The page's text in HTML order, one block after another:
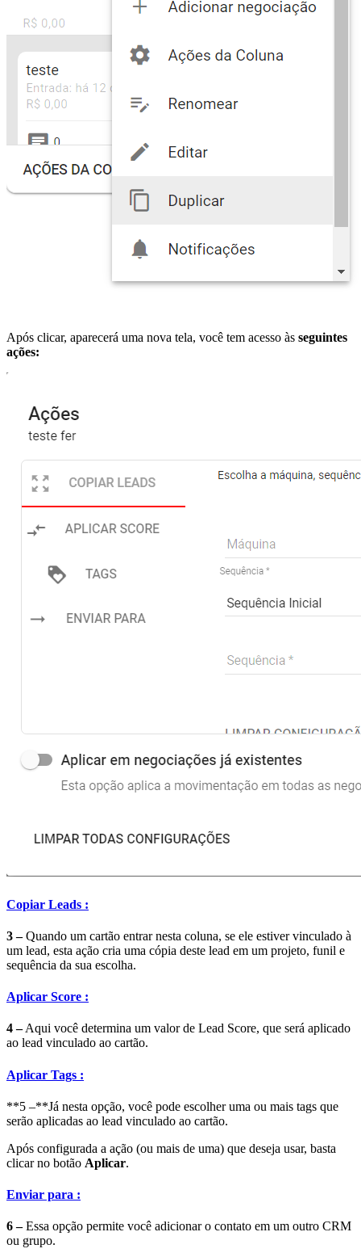
Após clicar, aparecerá uma nova tela, você tem acesso às seguintes
ações:
Copiar Leads :
3 –Quando um cartão entrar nesta coluna, se ele estiver vinculado à
um lead, esta ação cria uma cópia deste lead em um projeto, funil e
sequência da sua escolha.
Aplicar Score :
4 –Aqui você determina um valor de Lead Score, que será aplicado
ao lead vinculado ao cartão.
Aplicar Tags :
**5 –**Já nesta opção, você pode escolher uma ou mais tags que
serão aplicadas ao lead vinculado ao cartão.
Após configurada a ação (ou mais de uma) que deseja usar, basta
clicar no botão Aplicar.
Enviar para :
6 –Essa opção permite você adicionar o contato em um outro CRM
ou grupo.